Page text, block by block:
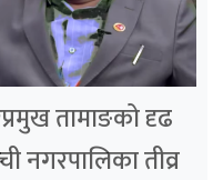
तामाङको दृढ
नगरपालिका तीव्र